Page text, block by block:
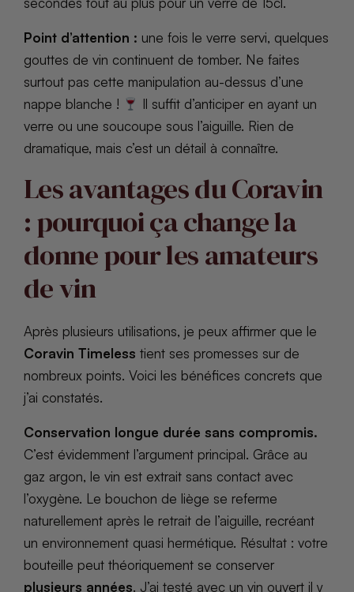
Point d’attention : une fois le verre servi, quelques
gouttes de vin continuent de tomber. Ne faites
surtout pas cette manipulation au-dessus d’une
nappe blanche !
Il suffit d’anticiper en ayant un
verre ou une soucoupe sous l’aiguille. Rien de
dramatique, mais c’est un détail à connaître.
Les avantages du Coravin
: pourquoi ça change la
donne pour les amateurs
de vin
Après plusieurs utilisations, je peux affirmer que le
Coravin Timeless tient ses promesses sur de
nombreux points. Voici les bénéfices concrets que
j’ai constatés.
Conservation longue durée sans compromis.
C’est évidemment l’argument principal. Grâce au
gaz argon, le vin est extrait sans contact avec
l’oxygène. Le bouchon de liège se referme
naturellement après le retrait de l’aiguille, recréant
un environnement quasi hermétique. Résultat : votre
bouteille peut théoriquement se conserver
plusieurs années. J’ai testé avec un vin ouvert il y